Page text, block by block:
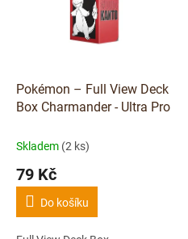
Pokémon – Full View Deck
Box Charmander - Ultra Pro
Skladem (2 ks)
79 Kč
Do košíku